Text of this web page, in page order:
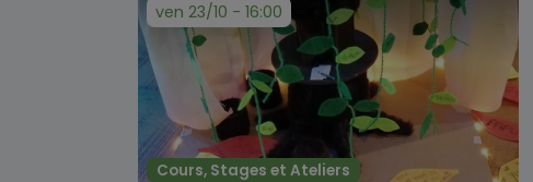
ven 23/10 - 16:00
Cours, Stages et Ateliers